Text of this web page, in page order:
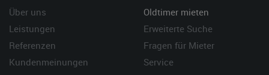
Über uns
Leistungen
Referenzen
Kundenmeinungen
Oldtimer mieten
Erweiterte Suche
Fragen für Mieter
Service